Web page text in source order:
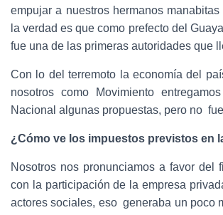
empujar a nuestros hermanos
la verdad es que como prefecto del
fue una de las primeras autoridades que
Con lo del terremoto la economía del
nosotros como Movimiento
Nacional algunas propuestas, pero no
¿Cómo ve los impuestos previstos en
Nosotros nos pronunciamos a favor del
con la participación de la empresa
actores sociales, eso generaba un poco